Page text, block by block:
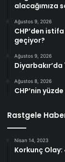
alacağımıza
Ağustos 9, 2026
CHP’den
geçiyor?
Ağustos 9, 2026
Diyarbakır’da
Ağustos 8, 2026
CHP’nin
Rastgele
Nisan 14, 2023
Korkunç